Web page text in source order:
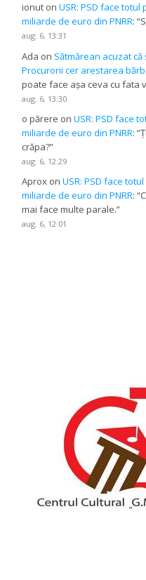
ionut onUSR: PSD face
miliarde de euro din PNRR: “
aug. 6, 13:31
Ada on Sătmărean acuzat
Procurorii cer arestarea
poate face așa ceva cu fata
aug. 6, 13:30
o părere onUSR: PSD face
miliarde de euro din PNRR: “
crăpa?”
aug. 6, 12:29
Aprox onUSR: PSD face
miliarde de euro din PNRR: “
mai face multe parale.”
aug. 6, 12:01